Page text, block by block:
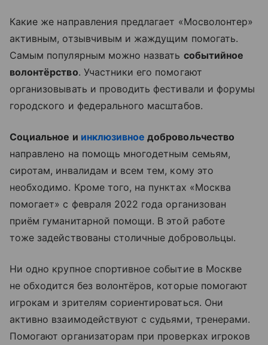
Какие же направления предлагает «Мосволонтер»
активным, отзывчивым и жаждущим помогать.
Самым популярным можно назвать событийное
волонтёрство. Участники его помогают
организовывать и проводить фестивали и форумы
городского и федерального масштабов.
Социальное и инклюзивное добровольчество
направлено на помощь многодетным семьям,
сиротам, инвалидам и всем тем, кому это
необходимо. Кроме того, на пунктах «Москва
помогает» с февраля 2022 года организован
приём гуманитарной помощи. В этой работе
тоже задействованы столичные добровольцы.
Ни одно крупное спортивное событие в Москве
не обходится без волонтёров, которые помогают
игрокам и зрителям сориентироваться. Они
активно взаимодействуют с судьями, тренерами.
Помогают организаторам при проверках игроков